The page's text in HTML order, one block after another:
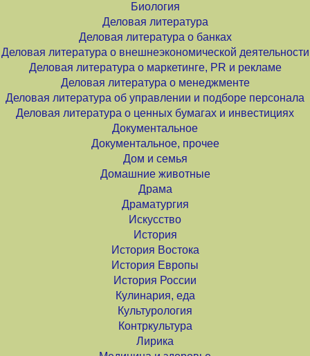
Биология
Деловая литература
Деловая литература о банках
Деловая литература о внешнеэкономической деятельности
Деловая литература о маркетинге, PR и рекламе
Деловая литература о менеджменте
Деловая литература об управлении и подборе персонала
Деловая литература о ценных бумагах и инвестициях
Документальное
Документальное, прочее
Дом и семья
Домашние животные
Драма
Драматургия
Искусство
История
История Востока
История Европы
История России
Кулинария, еда
Культурология
Контркультура
Лирика